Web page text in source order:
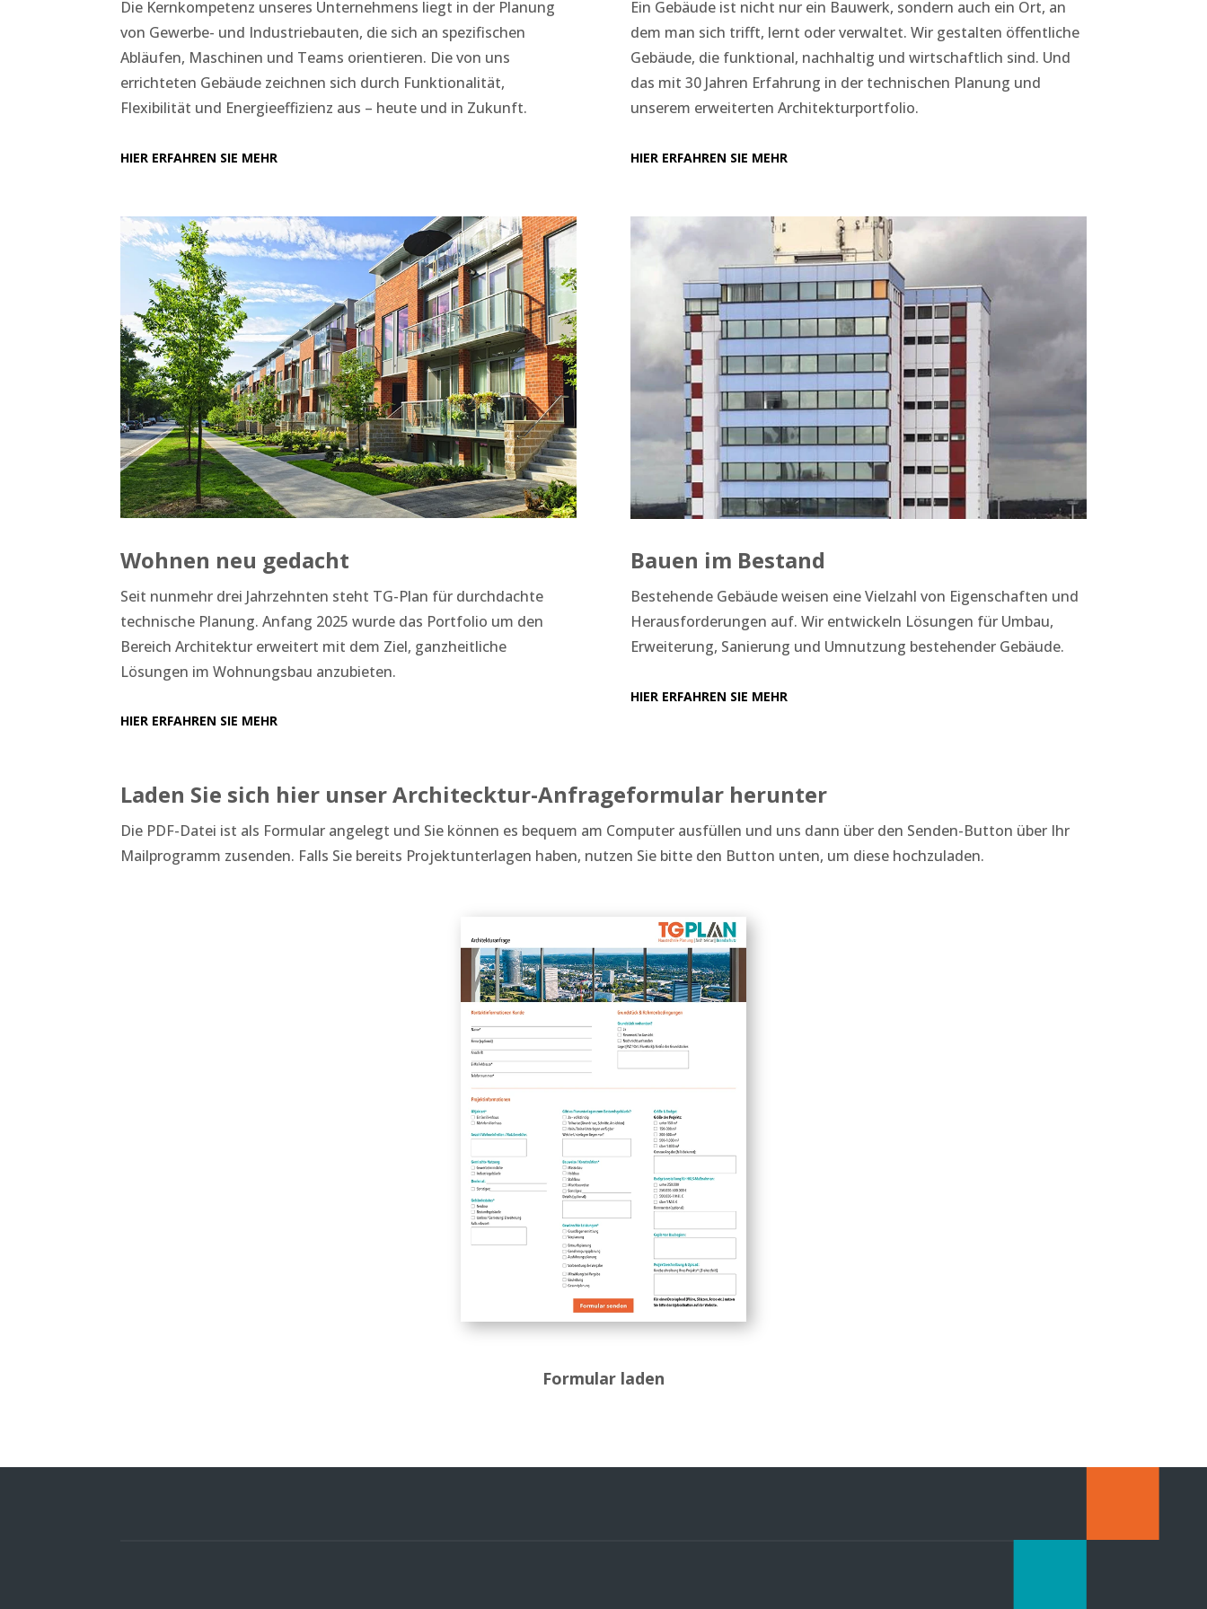
Die Kernkompetenz unseres Unternehmens liegt in der Planung
von Gewerbe- und Industriebauten, die sich an spezifischen
Abläufen, Maschinen und Teams orientieren. Die von uns
errichteten Gebäude zeichnen sich durch Funktionalität,
Flexibilität und Energieeffizienz aus – heute und in Zukunft.
HIER ERFAHREN SIE MEHR
Ein Gebäude ist nicht nur ein Bauwerk, sondern auch ein Ort, an
dem man sich trifft, lernt oder verwaltet. Wir gestalten öffentliche
Gebäude, die funktional, nachhaltig und wirtschaftlich sind. Und
das mit 30 Jahren Erfahrung in der technischen Planung und
unserem erweiterten Architekturportfolio.
HIER ERFAHREN SIE MEHR
Wohnen neu gedacht
Seit nunmehr drei Jahrzehnten steht TG-Plan für durchdachte
technische Planung. Anfang 2025 wurde das Portfolio um den
Bereich Architektur erweitert mit dem Ziel, ganzheitliche
Lösungen im Wohnungsbau anzubieten.
HIER ERFAHREN SIE MEHR
Bauen im Bestand
Bestehende Gebäude weisen eine Vielzahl von Eigenschaften und
Herausforderungen auf. Wir entwickeln Lösungen für Umbau,
Erweiterung, Sanierung und Umnutzung bestehender Gebäude.
HIER ERFAHREN SIE MEHR
Laden Sie sich hier unser Architecktur-Anfrageformular herunter
Die PDF-Datei ist als Formular angelegt und Sie können es bequem am Computer ausfüllen und uns dann über den Senden-Button über Ihr
Mailprogramm zusenden. Falls Sie bereits Projektunterlagen haben, nutzen Sie bitte den Button unten, um diese hochzuladen.
Formular laden